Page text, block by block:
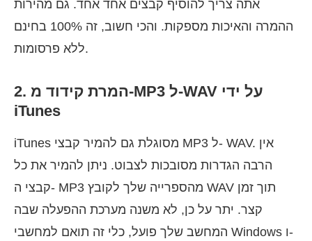
אתה צריך להוסיף קבצים אחד אחד. גם מהירות
ההמרה והאיכות מספקות. והכי חשוב, זה 100% בחינם
ללא פרסומות.
2. המרת קידוד מ-MP3 ל-WAV על ידי
iTunes
iTunes מסוגלת גם להמיר קבצי MP3 ל- WAV. אין
הרבה הגדרות מסובכות לצבוט. ניתן להמיר את כל
קבצי ה- MP3 מהספרייה שלך לקובץ WAV תוך זמן
קצר. יתר על כן, לא משנה מערכת ההפעלה שבה
המחשב שלך פועל, כלי זה תואם למחשבי Windows ו-